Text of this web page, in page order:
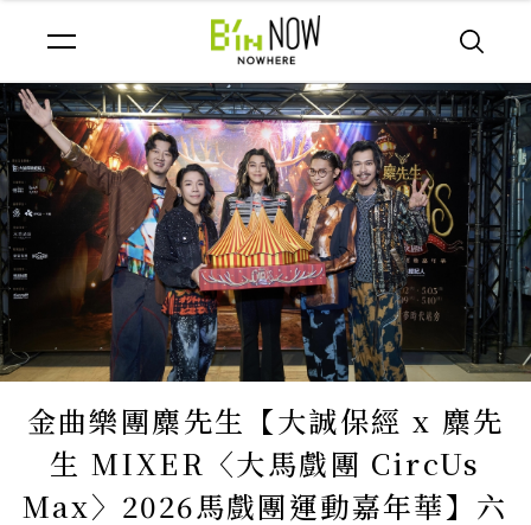
金曲樂團麋先生【大誠保經 x 麋先
生 MIXER〈大馬戲團 CircUs
Max〉2026馬戲團運動嘉年華】六